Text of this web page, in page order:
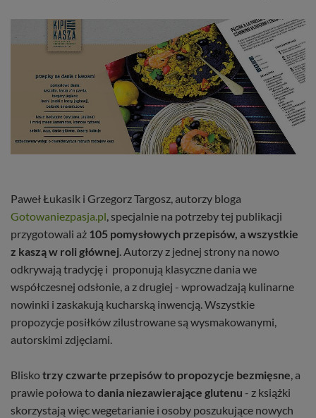
Paweł Łukasik i Grzegorz Targosz, autorzy bloga
Gotowaniezpasja.pl, specjalnie na potrzeby tej publikacji
przygotowali aż 105 pomysłowych przepisów, a wszystkie
z kaszą w roli głównej. Autorzy z jednej strony na nowo
odkrywają tradycję i proponują klasyczne dania we
współczesnej odsłonie, a z drugiej - wprowadzają kulinarne
nowinki i zaskakują kucharską inwencją. Wszystkie
propozycje posiłków zilustrowane są wysmakowanymi,
autorskimi zdjęciami.
Bliskotrzy czwarte przepisów to propozycje bezmięsne, a
prawie połowa todania niezawierające glutenu - z książki
skorzystają więc wegetarianie i osoby poszukujące nowych